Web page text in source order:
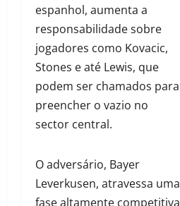
espanhol, aumenta a
responsabilidade sobre
jogadores como Kovacic,
Stones e até Lewis, que
podem ser chamados para
preencher o vazio no
sector central.
O adversário, Bayer
Leverkusen, atravessa uma
fase altamente competitiva